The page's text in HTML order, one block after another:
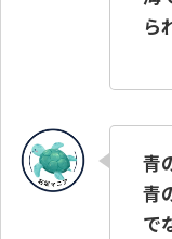
ら
青
青
で